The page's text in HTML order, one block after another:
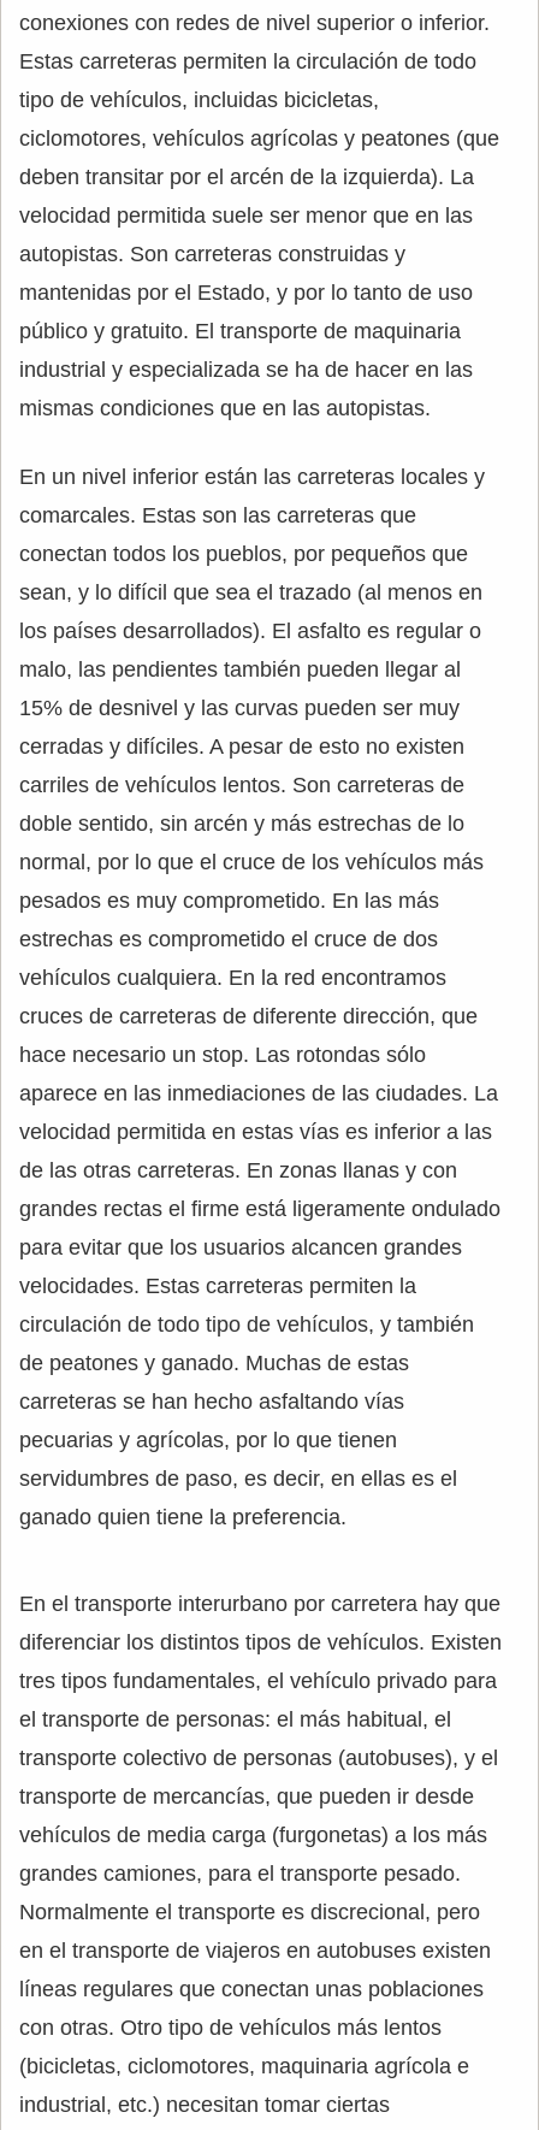
conexiones con redes de nivel superior o inferior.
Estas carreteras permiten la circulación de todo
tipo de vehículos, incluidas bicicletas,
ciclomotores, vehículos agrícolas y peatones (que
deben transitar por el arcén de la izquierda). La
velocidad permitida suele ser menor que en las
autopistas. Son carreteras construidas y
mantenidas por el Estado, y por lo tanto de uso
público y gratuito. El transporte de maquinaria
industrial y especializada se ha de hacer en las
mismas condiciones que en las autopistas.
En un nivel inferior están las carreteras locales y
comarcales. Estas son las carreteras que
conectan todos los pueblos, por pequeños que
sean, y lo difícil que sea el trazado (al menos en
los países desarrollados). El asfalto es regular o
malo, las pendientes también pueden llegar al
15% de desnivel y las curvas pueden ser muy
cerradas y difíciles. A pesar de esto no existen
carriles de vehículos lentos. Son carreteras de
doble sentido, sin arcén y más estrechas de lo
normal, por lo que el cruce de los vehículos más
pesados es muy comprometido. En las más
estrechas es comprometido el cruce de dos
vehículos cualquiera. En la red encontramos
cruces de carreteras de diferente dirección, que
hace necesario un stop. Las rotondas sólo
aparece en las inmediaciones de las ciudades. La
velocidad permitida en estas vías es inferior a las
de las otras carreteras. En zonas llanas y con
grandes rectas el firme está ligeramente ondulado
para evitar que los usuarios alcancen grandes
velocidades. Estas carreteras permiten la
circulación de todo tipo de vehículos, y también
de peatones y ganado. Muchas de estas
carreteras se han hecho asfaltando vías
pecuarias y agrícolas, por lo que tienen
servidumbres de paso, es decir, en ellas es el
ganado quien tiene la preferencia.
En el transporte interurbano por carretera hay que
diferenciar los distintos tipos de vehículos. Existen
tres tipos fundamentales, el vehículo privado para
el transporte de personas: el más habitual, el
transporte colectivo de personas (autobuses), y el
transporte de mercancías, que pueden ir desde
vehículos de media carga (furgonetas) a los más
grandes camiones, para el transporte pesado.
Normalmente el transporte es discrecional, pero
en el transporte de viajeros en autobuses existen
líneas regulares que conectan unas poblaciones
con otras. Otro tipo de vehículos más lentos
(bicicletas, ciclomotores, maquinaria agrícola e
industrial, etc.) necesitan tomar ciertas